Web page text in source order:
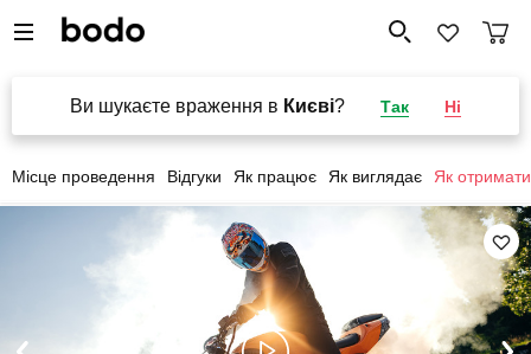
Ви шукаєте враження в Києві? Так Ні
Місце проведення Відгуки Як працює Як виглядає Як отримати